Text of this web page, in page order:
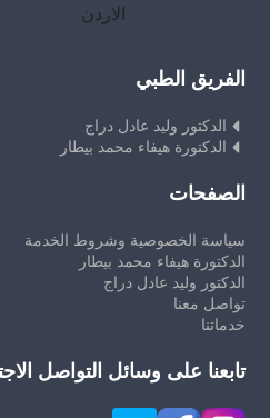
الاردن
الفريق الطبي
الدكتور وليد عادل دراج
الدكتورة هيفاء محمد بيطار
الصفحات
سياسة الخصوصية وشروط الخدمة
الدكتورة هيفاء محمد بيطار
الدكتور وليد عادل دراج
تواصل معنا
خدماتنا
تابعنا على وسائل التواصل